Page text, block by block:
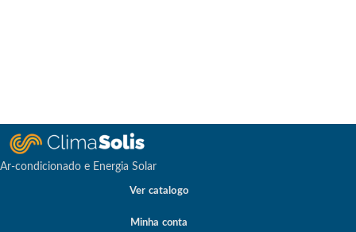
Ar-condicionado e Energia Solar
Ver catalogo
Minha conta